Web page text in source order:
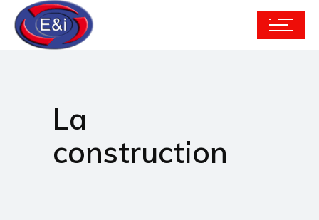
La
construction